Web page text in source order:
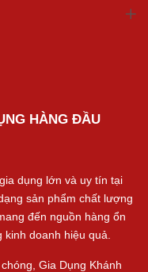
HÀNG ĐẦU
dụng lớn và uy tín tại
sản phẩm chất lượng
đến nguồn hàng ổn
doanh hiệu quả.
Gia Dụng Khánh